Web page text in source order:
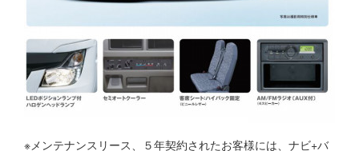
※メンテナンスリース、５年契約されたお客様には、ナビ+バ